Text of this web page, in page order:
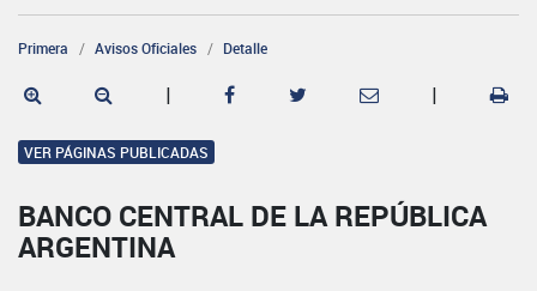
Primera Avisos Oficiales Detalle
| |
VER PÁGINAS PUBLICADAS
BANCO CENTRAL DE LA REPÚBLICA
ARGENTINA